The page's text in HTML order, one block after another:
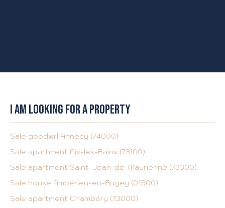
I AM LOOKING FOR A PROPERTY
Sale goodwill Annecy (74000)
Sale apartment Aix-les-Bains (73100)
Sale apartment Saint-Jean-de-Maurienne (73300)
Sale house Ambérieu-en-Bugey (01500)
Sale apartment Chambéry (73000)